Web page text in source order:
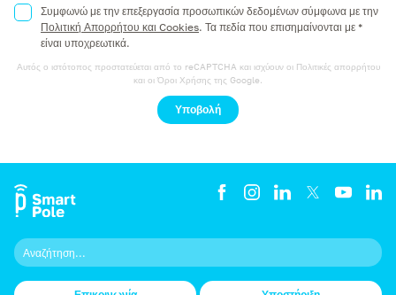
Συμφωνώ με την επεξεργασία προσωπικών δεδομένων σύμφωνα με την
Πολιτική Απορρήτου και Cookies. Τα πεδία που επισημαίνονται με *
είναι υποχρεωτικά.
Αυτός ο ιστότοπος προστατεύεται από το reCAPTCHA και ισχύουν οι Πολιτικές απορρήτου
και οι Όροι Χρήσης της Google.
Υποβολή